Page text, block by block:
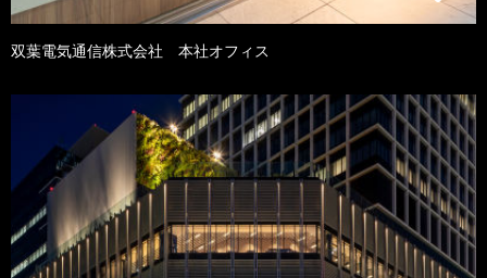
双葉電気通信株式会社 本社オフィス